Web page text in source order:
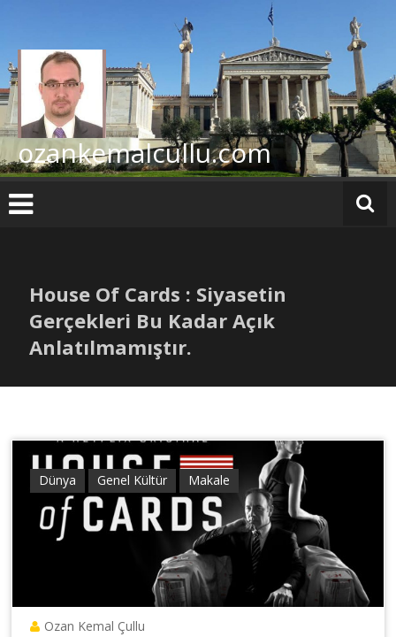
ozankemalcullu.com
House Of Cards : Siyasetin
Gerçekleri Bu Kadar Açık
Anlatılmamıştır.
Dünya Genel Kültür Makale
Ozan Kemal Çullu